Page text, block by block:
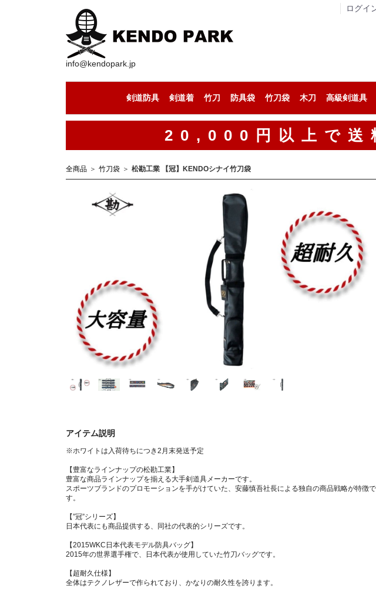
info@kendopark.jp
ログイ
剣道防具
剣道防具セット 人気の剣道防具セット
稽古用の剣道防具セット
試合用の剣道防具セット
人気の面
稽古用の面
試合用の面
剣道の小手 人気の小手
稽古用の小手
試合用の小手
カスタム胴
人気の垂
稽古用の垂
試合用の垂
剣道着
剣道着（上下セット）
剣道着（道着） 人気の剣道着
ジャージ系剣道着
綿道着
剣道着（袴） 人気の袴
稽古用の剣道袴
綿袴
竹刀
セール中の竹刀
竹刀（通常型）
竹刀（八角型）
竹刀（古刀型）
竹刀（丸型）
竹刀（小判型）
竹刀（八角型）
手作りの竹刀
防具袋 竹刀袋 木刀 高級剣道具
20,000円以上で送
全商品 竹刀袋 松勘工業 【冠】KENDOシナイ竹刀袋
アイテム説明
※ホワイトは入荷待ちにつき2月末発送予定
【豊富なラインナップの松勘工業】
豊富な商品ラインナップを揃える大手剣道具メーカーです。
スポーツブランドのプロモーションを手がけていた、安藤慎吾社長による独自の商品戦略が特徴で
す。
【”冠”シリーズ】
日本代表にも商品提供する、同社の代表的シリーズです。
【2015WKC日本代表モデル防具バッグ】
2015年の世界選手権で、日本代表が使用していた竹刀バッグです。
【超耐久仕様】
全体はテクノレザーで作られており、かなりの耐久性を誇ります。